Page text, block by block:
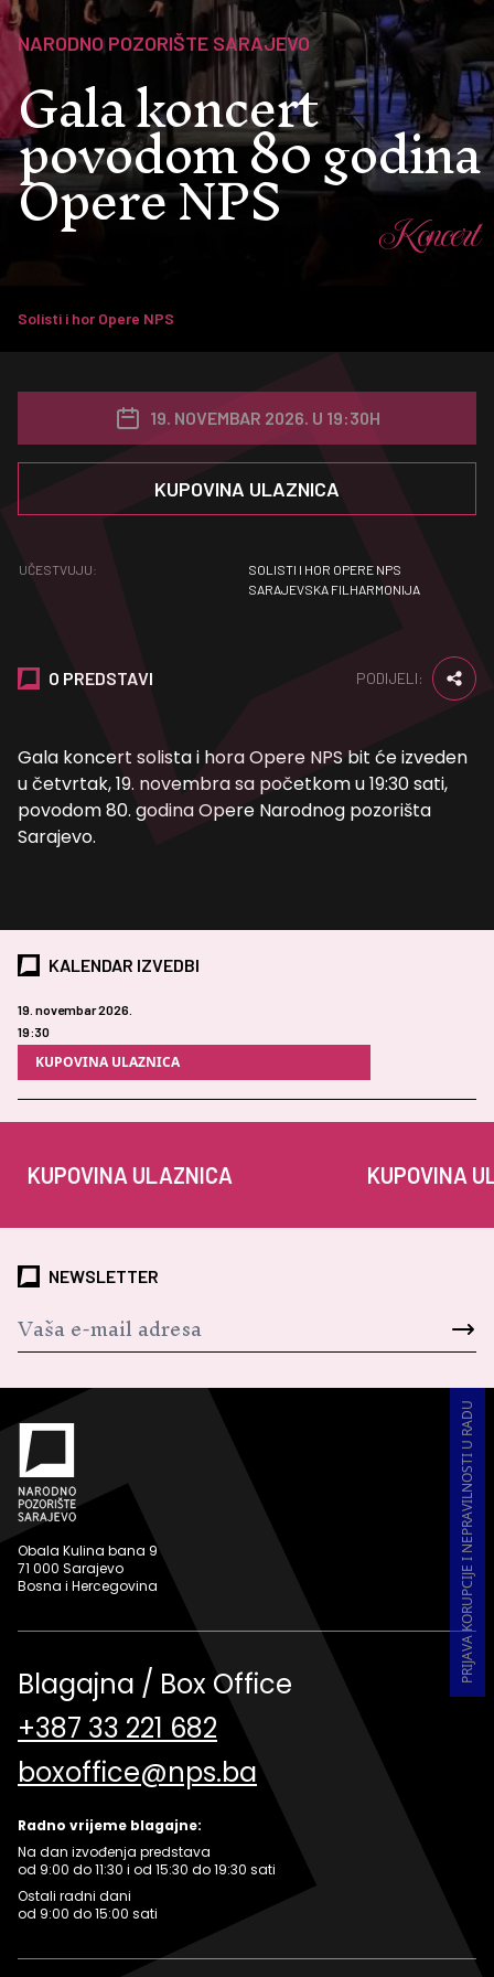
NARODNO POZORIŠTE SARAJEVO
Gala koncert
povodom 80 godina
Opere NPS Koncert
Solisti i hor Opere NPS
O PREDSTAVI PODIJELI:
Gala koncert solista i hora Opere NPS bit će izveden
u četvrtak, 19. novembra sa početkom u 19:30 sati,
povodom 80. godina Opere Narodnog pozorišta
Sarajevo.
19. NOVEMBAR 2026. U 19:30H
KUPOVINA ULAZNICA
UČESTVUJU:
SOLISTI I HOR OPERE NPS
SARAJEVSKA FILHARMONIJA
KALENDAR IZVEDBI
19. novembar 2026.
19:30
KUPOVINA ULAZNICA
KUPOVINA ULAZNICA KUPOVINA
NEWSLETTER
PRIJAVA KORUPCIJE I NEPRAVILNOSTI U RADU
Obala Kulina bana 9
71 000 Sarajevo
Bosna i Hercegovina
Blagajna / Box Office
+387 33 221 682
boxoffice@nps.ba
Radno vrijeme blagajne:
Na dan izvođenja predstava
od 9:00 do 11:30 i od 15:30 do 19:30 sati
Ostali radni dani
od 9:00 do 15:00 sati